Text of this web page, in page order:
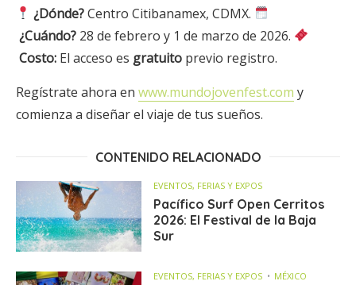
¿Dónde?Centro Citibanamex, CDMX.
¿Cuándo? 28 de febrero y 1 de marzo de 2026.
Costo: El acceso es gratuito previo registro.
Regístrate ahora en www.mundojovenfest.com y
comienza a diseñar el viaje de tus sueños.
CONTENIDO RELACIONADO
EVENTOS, FERIAS Y EXPOS
Pacífico Surf Open Cerritos
2026: El Festival de la Baja
Sur
EVENTOS, FERIAS Y EXPOS MÉXICO